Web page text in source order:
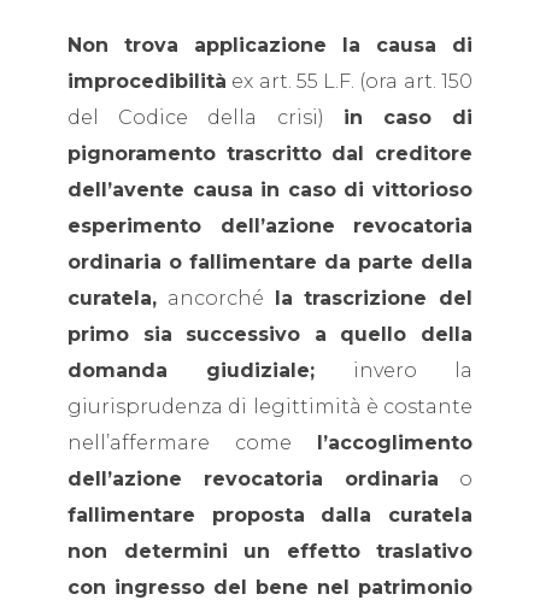
Non trova applicazione la causa di
improcedibilità ex art. 55 L.F. (ora art. 150
del Codice della crisi) in caso di
pignoramento trascritto dal creditore
dell’avente causa in caso di vittorioso
esperimento dell’azione revocatoria
ordinaria o fallimentare da parte della
curatela, ancorché la trascrizione del
primo sia successivo a quello della
domanda giudiziale; invero la
giurisprudenza di legittimità è costante
nell’affermare come l’accoglimento
dell’azione revocatoria ordinaria o
fallimentare proposta dalla curatela
non determini un effetto traslativo
con ingresso del bene nel patrimonio